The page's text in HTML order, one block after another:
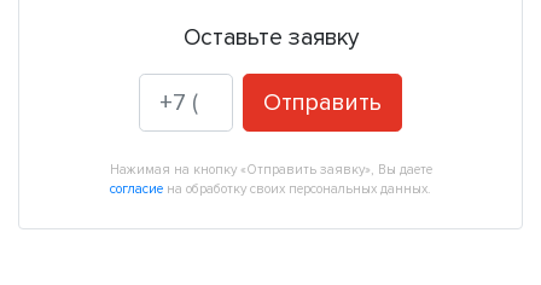
Оставьте заявку
Отправить
Нажимая на кнопку «Отправить заявку», Вы даете
согласие на обработку своих персональных данных.